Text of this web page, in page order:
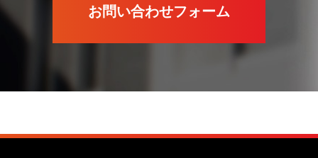
お問い合わせフォーム